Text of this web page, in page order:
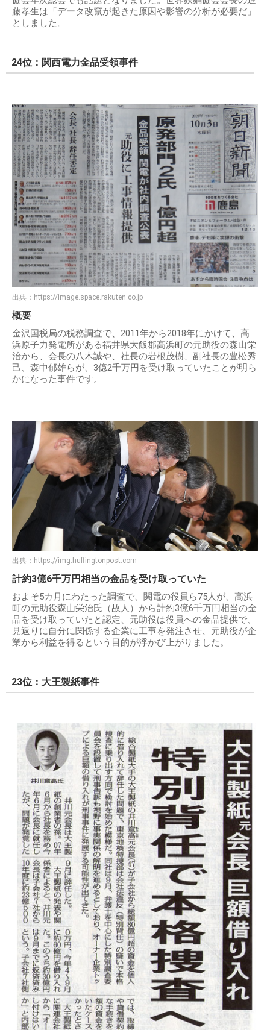
藤孝生は「データ改竄が起きた原因や影響の分析が必要だ」
としました。
24位：関西電力金品受領事件
出典： https://image.space.rakuten.co.jp
概要
金沢国税局の税務調査で、2011年から2018年にかけて、高
浜原子力発電所がある福井県大飯郡高浜町の元助役の森山栄
治から、会長の八木誠や、社長の岩根茂樹、副社長の豊松秀
己、森中郁雄らが、3億2千万円を受け取っていたことが明ら
かになった事件です。
出典： https://img.huffingtonpost.com
計約3億6千万円相当の金品を受け取っていた
およそ5カ月にわたった調査で、関電の役員ら75人が、高浜
町の元助役森山栄治氏（故人）から計約3億6千万円相当の金
品を受け取っていたと認定、元助役は役員への金品提供で、
見返りに自分に関係する企業に工事を発注させ、元助役が企
業から利益を得るという目的が浮かび上がりました。
23位：大王製紙事件